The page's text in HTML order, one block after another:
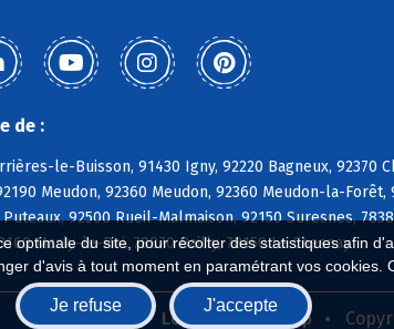
du site, pour récolter des statistiques afin
d'avis à tout moment en paramétrant vos cookies.
Je refuse J'accepte
de :
le-Buisson, 91430 Igny, 92220 Bagneux, 92370
Meudon, 92360 Meudon, 92360 Meudon-la-Forêt,
92500 Rueil-Malmaison, 92150 Suresnes,
Marly-le-Roi, 78870 Bailly, 78150 Le Chesnay
Biocoop.fr Le réseau Biocoop